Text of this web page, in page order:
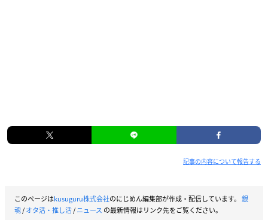
記事の内容について報告する
このページはkusuguru株式会社のにじめん編集部が作成・配信しています。 銀
魂/オタ活・推し活/ニュース の最新情報はリンク先をご覧ください。